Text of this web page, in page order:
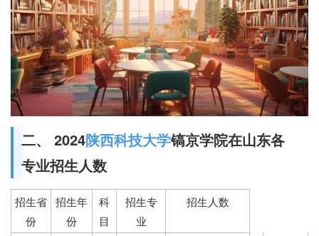
二、 2024陕西科技大学镐京学院在山东各
专业招生人数
招生省
份
招生年
份
科
目
招生专
业
招生人数